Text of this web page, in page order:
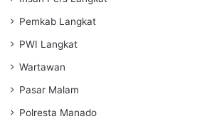
Pemkab Langkat
PWI Langkat
Wartawan
Pasar Malam
Polresta Manado